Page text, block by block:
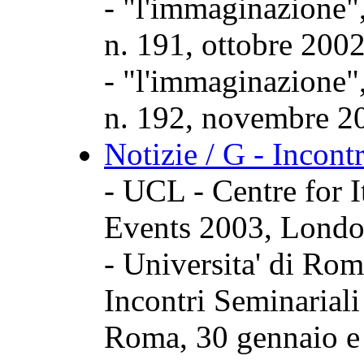
-
n. 191, ottobre
-
n. 192, novembre
Notizie / G -
- UCL - Centre for
Events 2003,
- Universita' di
Incontri
Roma, 30 gennaio